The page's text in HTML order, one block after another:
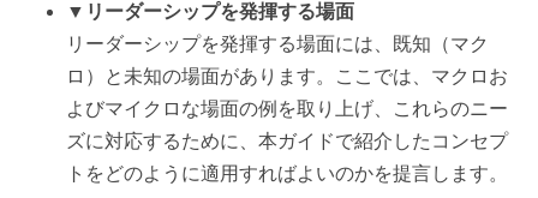
▼リーダーシップを発揮する場面
リーダーシップを発揮する場面には、既知（マク
ロ）と未知の場面があります。ここでは、マクロお
よびマイクロな場面の例を取り上げ、これらのニー
ズに対応するために、本ガイドで紹介したコンセプ
トをどのように適用すればよいのかを提言します。